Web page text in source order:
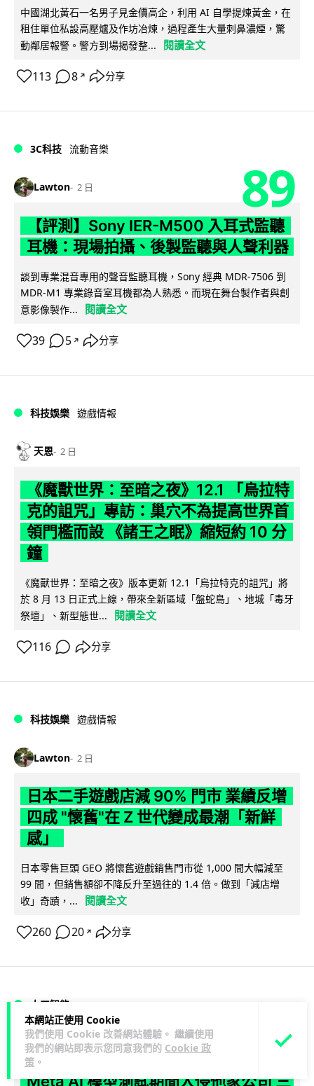
本網站正使用 Cookie
我們使用 Cookie 改善網站體驗。 繼續使用
我們的網站即表示您同意我們的 Cookie 政
策 。
中國湖北黃石一名男子見金價高企，利用 AI 自學提煉黃金，在
租住單位私設高壓爐及作坊冶煉，過程產生大量刺鼻濃煙，驚
動鄰居報警。警方到場揭發整...
閱讀全文
113 8 ↗ 分享
3C科技 流動音樂
Lawton 2 日 89
【評測】Sony IER-M500 入耳式監聽
耳機：現場拍攝、後製監聽與人聲利器
談到專業混音專用的聲音監聽耳機，Sony 經典 MDR-7506 到
MDR-M1 專業錄音室耳機都為人熟悉。而現在舞台製作者與創
意影像製作...
閱讀全文
39 5 ↗ 分享
科技娛樂 遊戲情報
天恩 2 日
《魔獸世界：至暗之夜》12.1 「烏拉特
克的詛咒」專訪：巢穴不為提高世界首
領門檻而設 《諸王之眠》縮短約 10 分
鐘
《魔獸世界：至暗之夜》版本更新 12.1「烏拉特克的詛咒」將
於 8 月 13 日正式上線，帶來全新區域「盤蛇島」、地城「毒牙
祭壇」、新型態世...
閱讀全文
116 分享
科技娛樂 遊戲情報
Lawton 2 日
日本二手遊戲店減 90% 門市 業績反增
四成 "懷舊"在 Z 世代變成最潮「新鮮
感」
日本零售巨頭 GEO 將懷舊遊戲銷售門市從 1,000 間大幅減至
99 間，但銷售額卻不降反升至過往的 1.4 倍。做到「減店增
收」奇蹟，...
閱讀全文
260 20 ↗ 分享
人工智能
Vin 2 日
Meta AI 模型測試期間入侵他家公司 三